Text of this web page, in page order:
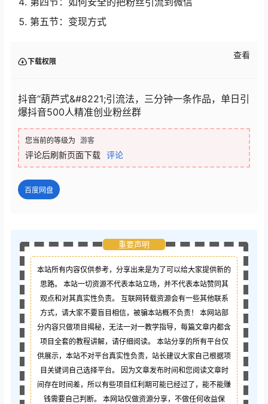
第五节：变现方式
下载权限
查看
抖音“葫芦式&#8221;引流法，三分钟一条作品，单日引
爆抖音500人精准创业粉丝群
您当前的等级为 游客
评论后刷新页面下载 评论
百度网盘
重要声明
本站所有内容仅供参考，分享出来是为了可以给大家提供新的
思路。 本站一切资源不代表本站立场，并不代表本站赞同其
观点和对其真实性负责。 互联网转载资源会有一些其他联系
方式，请大家不要盲目相信，被骗本站概不负责！ 本网站部
分内容只做项目揭秘，无法一对一教学指导，每篇文章内都含
项目全套的教程讲解，请仔细阅读。 本站分享的所有平台仅
供展示，本站不对平台真实性负责，站长建议大家自己根据项
目关键词自己选择平台。 因为文章发布时间和您阅读文章时
间存在时间差，所以有些项目红利期可能已经过了，能不能赚
钱需要自己判断。 本网站仅做资源分享，不做任何收益保